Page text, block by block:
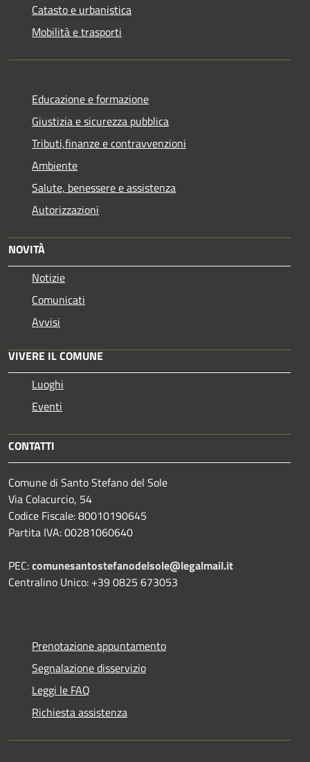
Catasto e urbanistica
Mobilità e trasporti
Educazione e formazione
Giustizia e sicurezza pubblica
Tributi,finanze e contravvenzioni
Ambiente
Salute, benessere e assistenza
Autorizzazioni
NOVITÀ
Notizie
Comunicati
Avvisi
VIVERE IL COMUNE
Luoghi
Eventi
CONTATTI
Comune di Santo Stefano del Sole
Via Colacurcio, 54
Codice Fiscale: 80010190645
Partita IVA: 00281060640
PEC:comunesantostefanodelsole@legalmail.it
Centralino Unico: +39 0825 673053
Prenotazione appuntamento
Segnalazione disservizio
Leggi le FAQ
Richiesta assistenza